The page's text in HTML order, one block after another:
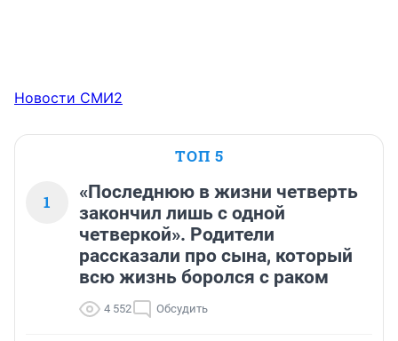
Новости СМИ2
ТОП 5
1
«Последнюю в жизни четверть
закончил лишь с одной
четверкой». Родители
рассказали про сына, который
всю жизнь боролся с раком
4 552 Обсудить